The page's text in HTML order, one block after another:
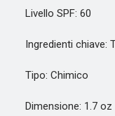
Livello SPF: 60
Ingredienti chiave:
Tipo: Chimico
Dimensione: 1.7 oz